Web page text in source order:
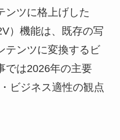
ンツに格上げした
）機能は、既存の写
テンツに変換するビ
では2026年の主要
ビジネス適性の観点